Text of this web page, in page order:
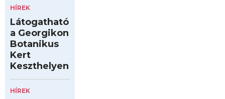
HÍREK
Látogatható
a Georgikon
Botanikus
Kert
Keszthelyen
HÍREK